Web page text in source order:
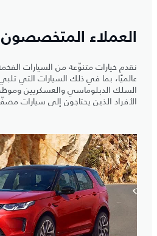
العملاء المتخصصون
نقدم خيارات متنوّعة من السيارات
عالميًا، بما في ذلك السيارات التي
السلك الدبلوماسي والعسكريين
الأفراد الذين يحتاجون إلى سيارات